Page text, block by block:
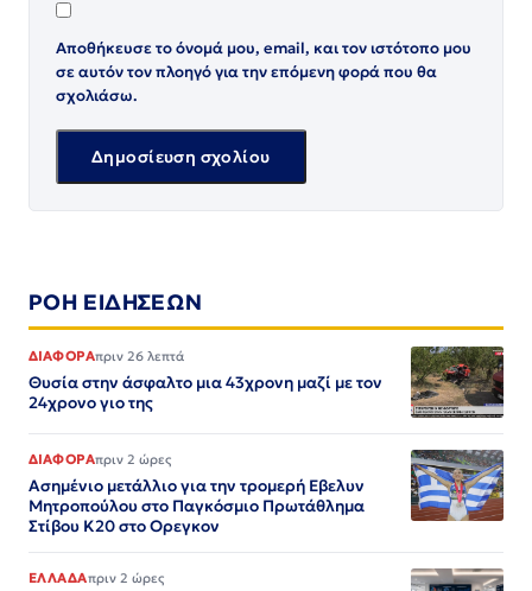
Αποθήκευσε το όνομά μου, email, και τον ιστότοπο μου
σε αυτόν τον πλοηγό για την επόμενη φορά που θα
σχολιάσω.
ΡΟΗ ΕΙΔΗΣΕΩΝ
ΔΙΑΦΟΡΑπριν 26 λεπτά
Θυσία στην άσφαλτο μια 43χρονη μαζί με τον
24χρονο γιο της
ΔΙΑΦΟΡΑπριν 2 ώρες
Ασημένιο μετάλλιο για την τρομερή Εβελυν
Μητροπούλου στο Παγκόσμιο Πρωτάθλημα
Στίβου Κ20 στο Ορεγκον
ΕΛΛΑΔΑπριν 2 ώρες